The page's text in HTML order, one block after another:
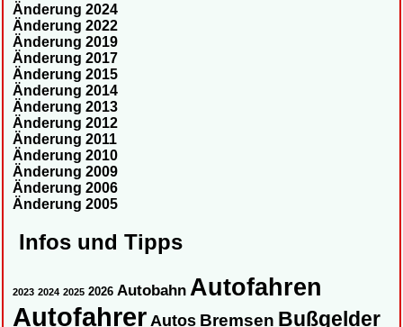
Änderung 2024
Änderung 2022
Änderung 2019
Änderung 2017
Änderung 2015
Änderung 2014
Änderung 2013
Änderung 2012
Änderung 2011
Änderung 2010
Änderung 2009
Änderung 2006
Änderung 2005
Infos und Tipps
2023 2024 2025 2026 Autobahn Autofahren
AutofahrerAutos Bremsen Bußgelder